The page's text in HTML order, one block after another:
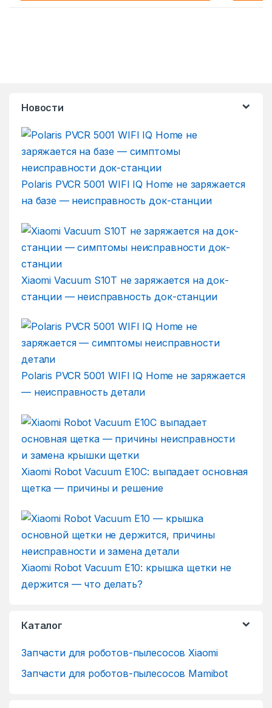
Новости
Polaris PVCR 5001 WIFI IQ Home не заряжается
на базе — неисправность док-станции
Xiaomi Vacuum S10T не заряжается на док-
станции — неисправность док-станции
Polaris PVCR 5001 WIFI IQ Home не заряжается
— неисправность детали
Xiaomi Robot Vacuum E10C: выпадает основная
щетка — причины и решение
Xiaomi Robot Vacuum E10: крышка щетки не
держится — что делать?
Каталог
Запчасти для роботов-пылесосов Xiaomi
Запчасти для роботов-пылесосов Mamibot